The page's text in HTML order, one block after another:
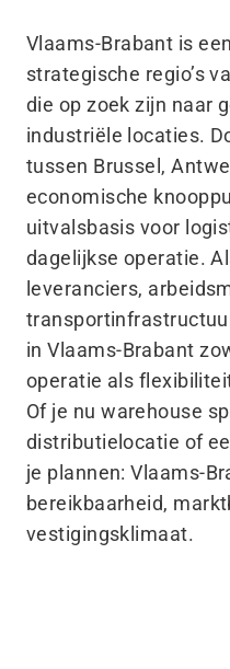
Vlaams-Brabant is
strategische regio’s
die op zoek zijn naar
industriële locaties.
tussen Brussel,
economische
uitvalsbasis voor
dagelijkse operatie.
leveranciers,
in Vlaams-Brabant
operatie als
Of je nu warehouse
distributielocatie of
je plannen: Vlaams-
bereikbaarheid,
vestigingsklimaat.